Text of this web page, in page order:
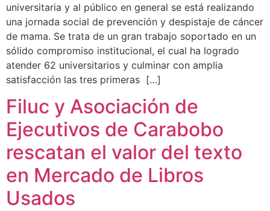
universitaria y al público en general se está realizando
una jornada social de prevención y despistaje de cáncer
de mama. Se trata de un gran trabajo soportado en un
sólido compromiso institucional, el cual ha logrado
atender 62 universitarios y culminar con amplia
satisfacción las tres primeras […]
Filuc y Asociación de
Ejecutivos de Carabobo
rescatan el valor del texto
en Mercado de Libros
Usados